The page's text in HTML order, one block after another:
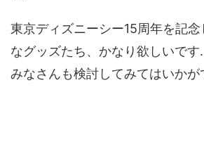
東京ディズニーシー15周年を記念
なグッズたち、かなり欲しいです
みなさんも検討してみてはいかが